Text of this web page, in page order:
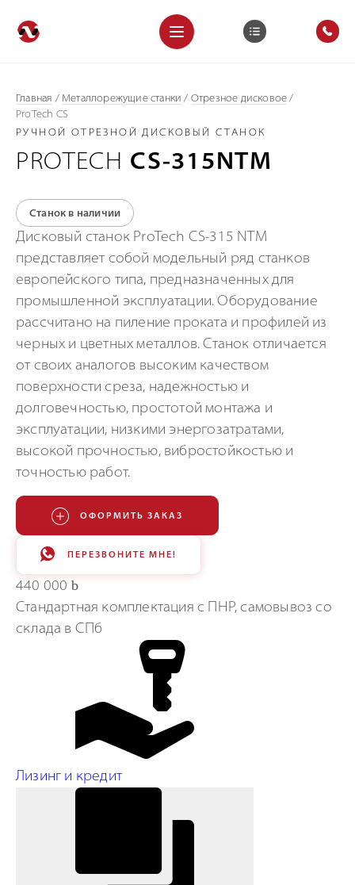
Главная / Металлорежущие станки / Отрезное дисковое /
ProTech CS
РУЧНОЙ ОТРЕЗНОЙ ДИСКОВЫЙ СТАНОК
PROTECH CS-315NTM
Станок в наличии
Дисковый станок ProTech CS-315 NTM
представляет собой модельный ряд станков
европейского типа, предназначенных для
промышленной эксплуатации. Оборудование
рассчитано на пиление проката и профилей из
черных и цветных металлов. Станок отличается
от своих аналогов высоким качеством
поверхности среза, надежностью и
долговечностью, простотой монтажа и
эксплуатации, низкими энергозатратами,
высокой прочностью, вибростойкостью и
точностью работ.
ОФОРМИТЬ ЗАКАЗ
ПЕРЕЗВОНИТЕ МНЕ!
440 000
Стандартная комплектация с ПНР, самовывоз со
склада в СПб
Лизинг и кредит